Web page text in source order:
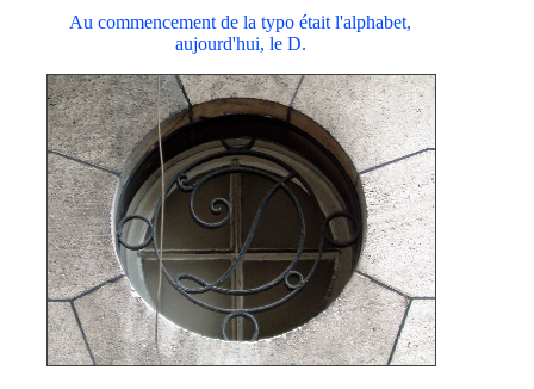
Au commencement de la typo était l'alphabet,
aujourd'hui, le D.